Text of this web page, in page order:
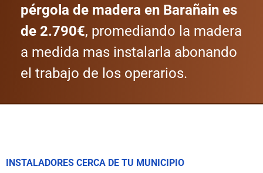
pérgola de madera en Barañain es
de 2.790€, promediando la madera
a medida mas instalarla abonando
el trabajo de los operarios.
INSTALADORES CERCA DE TU MUNICIPIO